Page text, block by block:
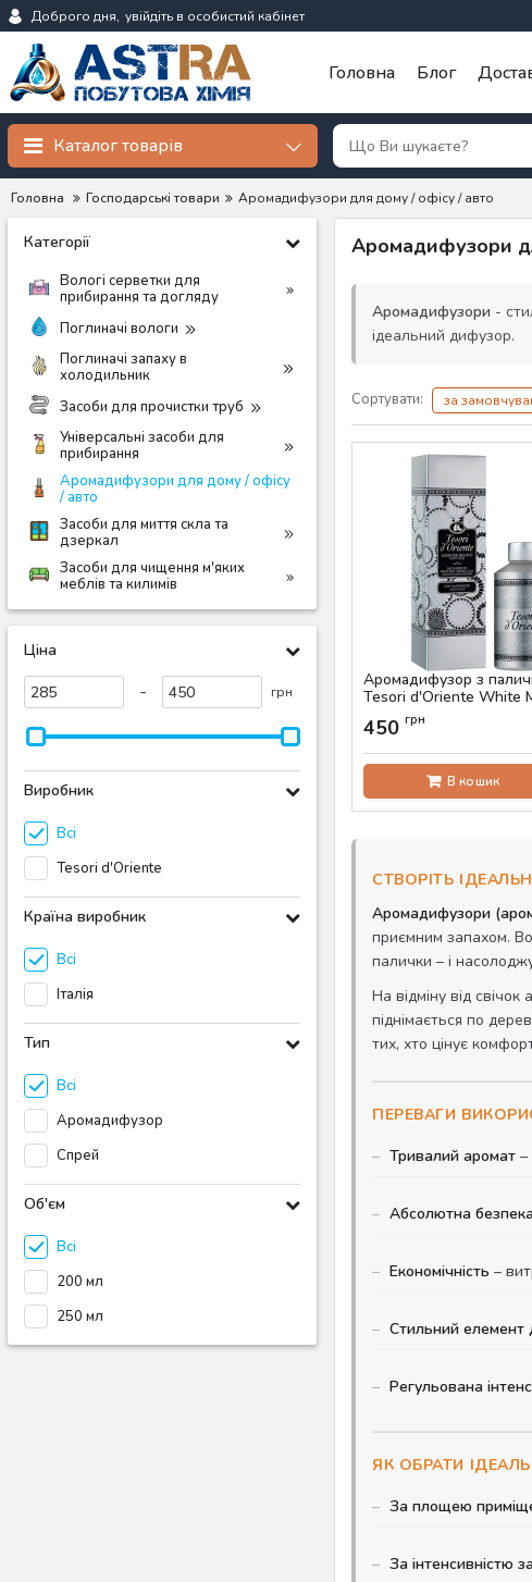
Доброго дня, увійдіть в особистий кабінет
Головна Блог
Каталог товарів
Головна Господарські товари Аромадифузори для дому / офісу / авто
Категорії
Вологі серветки для
прибирання та догляду
Поглиначі вологи
Поглиначі запаху в
холодильник
Засоби для прочистки труб
Універсальні засоби для
прибирання
Аромадифузори для дому / офісу
/ авто
Засоби для миття скла та
дзеркал
Засоби для чищення м'яких
меблів та килимів
Ціна
- грн
Виробник
Всі
Tesori d'Oriente
Країна виробник
Всі
Італія
Тип
Всі
Аромадифузор
Спрей
Об'єм
Всі
200 мл
250 мл
Аромадифузори
Аромадифузори -
ідеальний дифузор.
Сортувати: за
Аромадифузор з
Tesori d'Oriente White
Артикул:
450 грн
В кошик
СТВОРІТЬ
Аромадифузори
приємним запахом.
палички – і
На відміну від
піднімається по
тих, хто цінує
ПЕРЕВАГИ
Тривалий аромат –
Абсолютна
Економічність –
Стильний елемент
Регульована
ЯК ОБРАТИ
За площею
За інтенсивністю